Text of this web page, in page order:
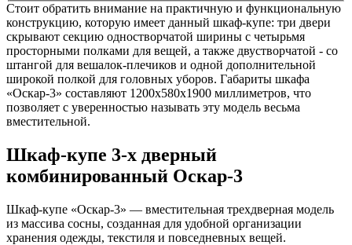
Стоит обратить внимание на практичную и функциональную
конструкцию, которую имеет данный шкаф-купе: три двери
скрывают секцию одностворчатой ширины с четырьмя
просторными полками для вещей, а также двустворчатой - со
штангой для вешалок-плечиков и одной дополнительной
широкой полкой для головных уборов. Габариты шкафа
«Оскар-3» составляют 1200х580х1900 миллиметров, что
позволяет с уверенностью называть эту модель весьма
вместительной.
Шкаф-купе 3-х дверный
комбинированный Оскар-3
Шкаф-купе «Оскар-3» — вместительная трехдверная модель
из массива сосны, созданная для удобной организации
хранения одежды, текстиля и повседневных вещей.